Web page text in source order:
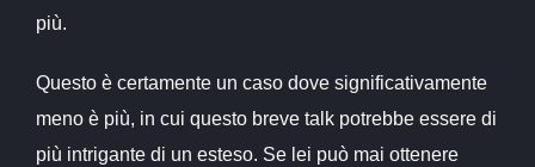
più.
Questo è certamente un caso dove significativamente
meno è più, in cui questo breve talk potrebbe essere di
più intrigante di un esteso. Se lei può mai ottenere